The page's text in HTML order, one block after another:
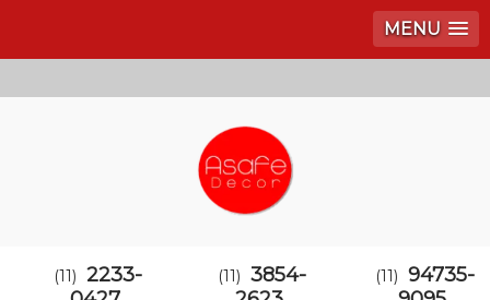
MENU
(11) 2233-
(11) 3854-
(11) 94735-